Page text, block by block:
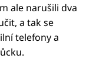
ale narušili dva
a tak se
telefony a